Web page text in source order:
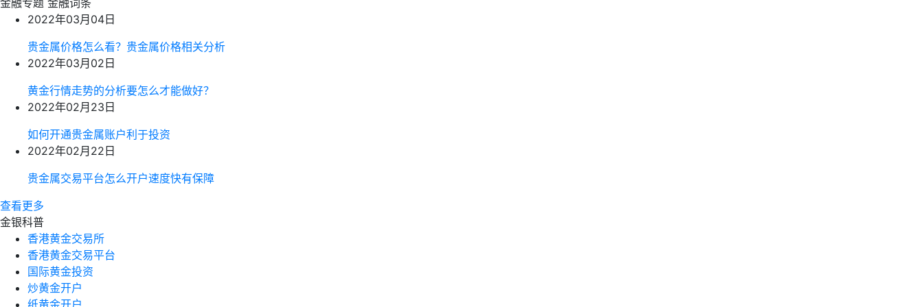
金融专题 金融词条
2022年03月04日
贵金属价格怎么看？贵金属价格相关分析
2022年03月02日
黄金行情走势的分析要怎么才能做好？
2022年02月23日
如何开通贵金属账户利于投资
2022年02月22日
贵金属交易平台怎么开户速度快有保障
查看更多
金银科普
香港黄金交易所
香港黄金交易平台
国际黄金投资
炒黄金开户
纸黄金开户